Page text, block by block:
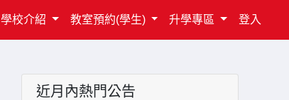
學校介紹 教室預約(學生) 升學專區 登入
近月內熱門公告